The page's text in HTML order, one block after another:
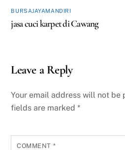
BURSAJAYAMANDIRI
jasa cuci karpet di Cawang
Leave a Reply
Your email address will not be
fields are marked*
COMMENT *